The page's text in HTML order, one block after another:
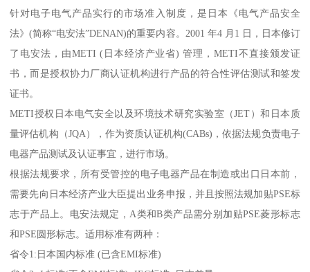
针对电子电气产品实行的市场准入制度，是日本《电气产品安全
法》(简称“电安法”DENAN)的重要内容。2001 年4 月1 日，日本修订
了电安法，由METI (日本经济产业省) 管理，METI不直接颁发证
书，而是授权协力厂商认证机构进行产品的符合性评估测试和签发
证书。
METI授权日本电气安全以及环境技术研究实验室（JET）和日本质
量评估机构（JQA），作为资质认证机构(CABs)，依据法规负责电子
电器产品测试及认证事宜，进行市场。
根据法规要求，所有受管控的电子电器产品在制造或出口日本前，
需要先向日本经济产业大臣提出业务申报，并且按照法规加贴PSE标
志于产品上。电安法规定，A类和B类产品需分别加贴PSE菱形标志
和PSE圆形标志。适用标准有两种：
省令1:日本国内标准 (已含EMI标准)